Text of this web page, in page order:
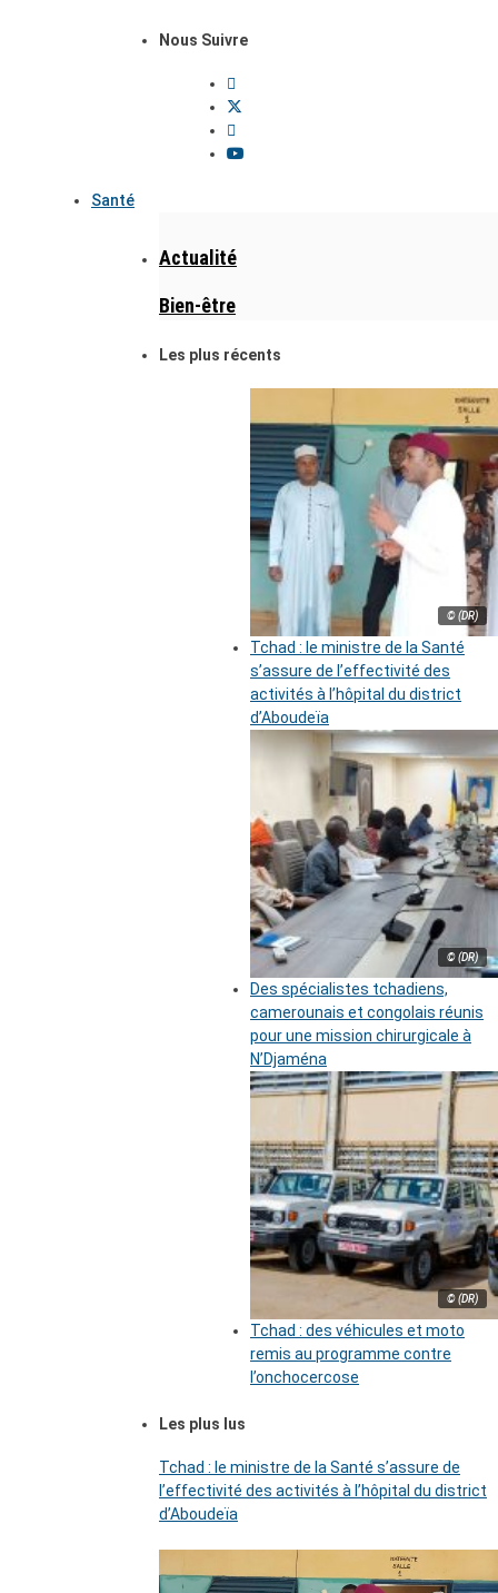
Nous Suivre
Santé
Actualité
Bien-être
Les plus récents
© (DR)
Tchad : le ministre de la Santé
s’assure de l’effectivité des
activités à l’hôpital du district
d’Aboudeïa
© (DR)
Des spécialistes tchadiens,
camerounais et congolais réunis
pour une mission chirurgicale à
N’Djaména
© (DR)
Tchad : des véhicules et moto
remis au programme contre
l’onchocercose
Les plus lus
Tchad : le ministre de la Santé s’assure de
l’effectivité des activités à l’hôpital du district
d’Aboudeïa